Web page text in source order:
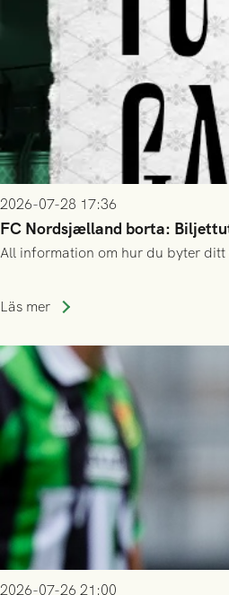
2026-07-28 17:36
FC Nordsjælland borta:
All information om hur du byter
Läs mer
2026-07-26 21:00